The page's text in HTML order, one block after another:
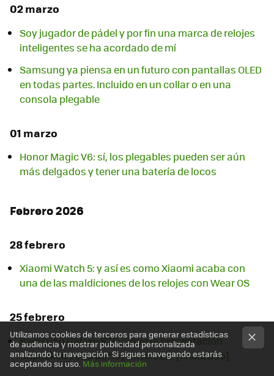
02 marzo
Soy jugador de pádel y por fin una marca de relojes
inteligentes se ha acordado de mí
Samsung ya piensa en un futuro con pantallas OLED
en todas partes. Incluido en un collar o en una
consola plegable
01 marzo
Honor Magic V6: sí, los plegables pueden ser aún
más delgados y tener una batería de locos
Febrero 2026
28 febrero
Xiaomi Watch 5: y así es como Xiaomi acaba con
una de las maldiciones de los relojes con Wear OS
25 febrero
Samsung Galaxy S26: sigue la presentación
Unpacked 2026 de hoy en directo [finalizado]
Utilizamos cookies de terceros para generar estadísticas
de audiencia y mostrar publicidad personalizada
analizando tu navegación. Si sigues navegando estarás
aceptando su uso.Más información